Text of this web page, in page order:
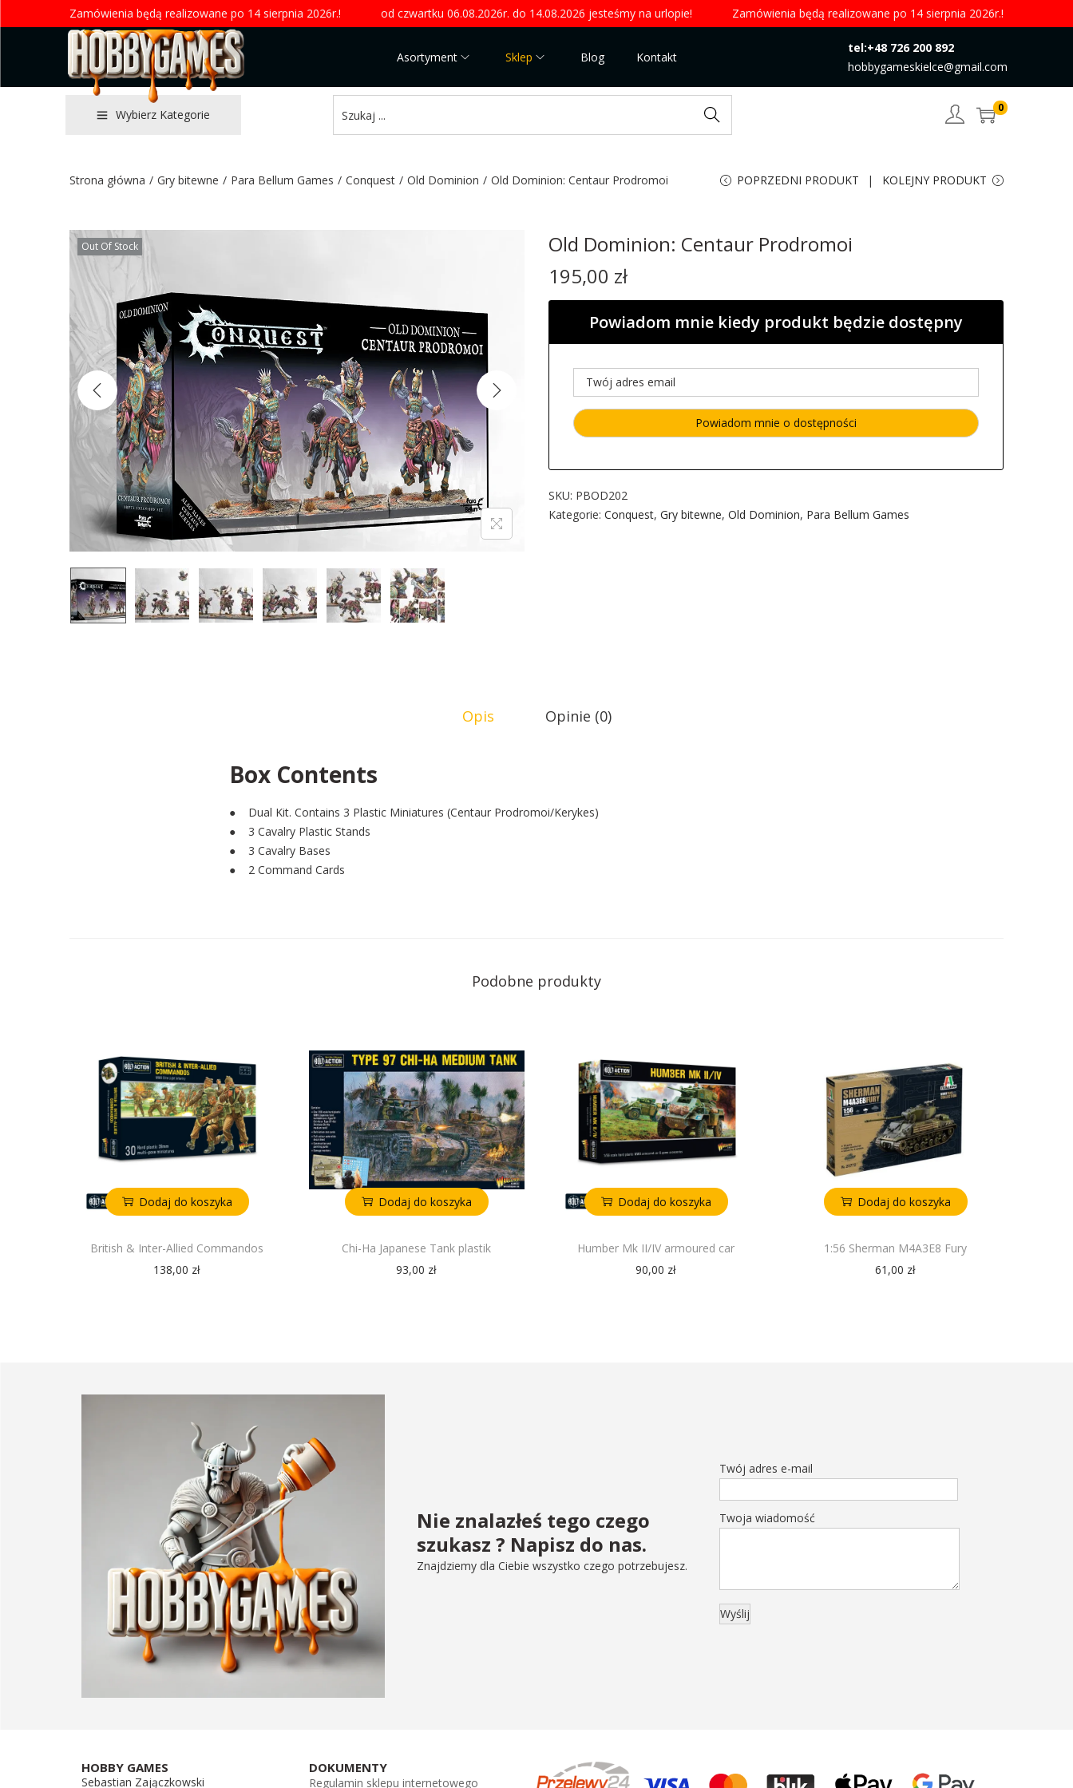
Zamówienia będą realizowane po 14 sierpnia 2026r.! od czwartku 06.08.2026r. do 14.08.2026 jesteśmy na urlopie! Zamówienia będą realizowane po 14 sierpnia 2026r.!
Asortyment Sklep Blog Kontakt
tel:+48 726 200 892
hobbygameskielce@gmail.com
Wybierz Kategorie Search 0
Strona główna / Gry bitewne / Para Bellum Games / Conquest / Old Dominion / Old Dominion: Centaur Prodromoi POPRZEDNI PRODUKT KOLEJNY PRODUKT
Out Of Stock
Old Dominion: Centaur Prodromoi
195,00 zł
Powiadom mnie kiedy produkt będzie dostępny
SKU: PBOD202
Kategorie: Conquest, Gry bitewne, Old Dominion, Para Bellum Games
Opis Opinie (0)
Box Contents
● Dual Kit. Contains 3 Plastic Miniatures (Centaur Prodromoi/Kerykes)
● 3 Cavalry Plastic Stands
● 3 Cavalry Bases
● 2 Command Cards
Podobne produkty
Dodaj do koszyka
British & Inter-Allied Commandos
138,00 zł
Dodaj do koszyka
Chi-Ha Japanese Tank plastik
93,00 zł
Dodaj do koszyka
Humber Mk II/IV armoured car
90,00 zł
Dodaj do koszyka
1:56 Sherman M4A3E8 Fury
61,00 zł
Nie znalazłeś tego czego
szukasz ? Napisz do nas.
Znajdziemy dla Ciebie wszystko czego potrzebujesz.
Twój adres e-mail
Twoja wiadomość
HOBBY GAMES
Sebastian Zajączkowski
DOKUMENTY
Regulamin sklepu internetowego